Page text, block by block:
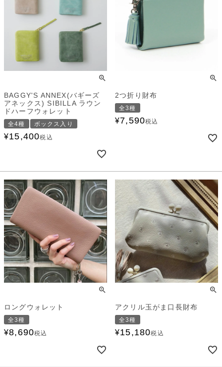
BAGGY'S ANNEX(バギーズ
アネックス) SIBILLA ラウン
ドハーフウォレット
全4種 ボックス入り
¥15,400税込
2つ折り財布
全3種
¥7,590税込
ロングウォレット
全3種
¥8,690税込
アクリル玉がま口長財布
全3種
¥15,180税込